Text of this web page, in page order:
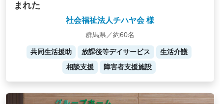
まれた
社会福祉法人チハヤ会 様
群馬県／約60名
共同生活援助 放課後等デイサービス
生活介護
相談支援
障害者支援施設